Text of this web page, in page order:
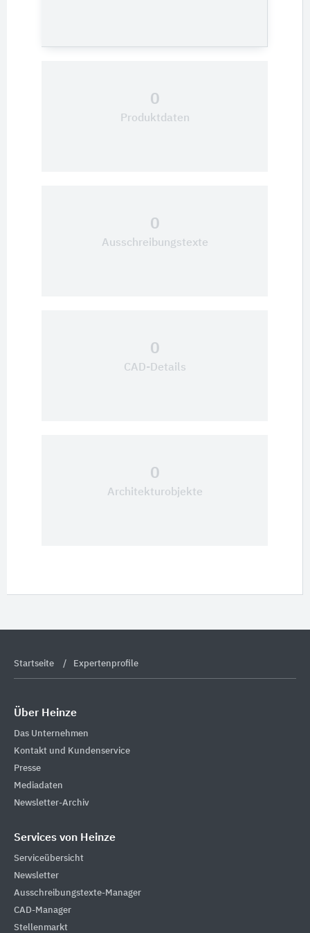
0
Produktdaten
0
Ausschreibungstexte
0
CAD-Details
0
Architekturobjekte
Startseite Expertenprofile
Über Heinze
Das Unternehmen
Kontakt und Kundenservice
Presse
Mediadaten
Newsletter-Archiv
Services von Heinze
Serviceübersicht
Newsletter
Ausschreibungstexte-Manager
CAD-Manager
Stellenmarkt